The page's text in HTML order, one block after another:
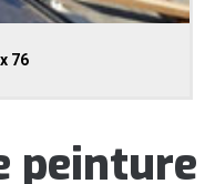
76
peinture